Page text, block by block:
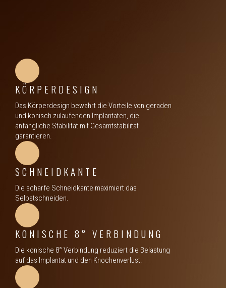
KÖRPERDESIGN
Das Körperdesign bewahrt die Vorteile von geraden
und konisch zulaufenden Implantaten, die
anfängliche Stabilität mit Gesamtstabilität
garantieren.
SCHNEIDKANTE
Die scharfe Schneidkante maximiert das
Selbstschneiden.
KONISCHE 8° VERBINDUNG
Die konische 8° Verbindung reduziert die Belastung
auf das Implantat und den Knochenverlust.